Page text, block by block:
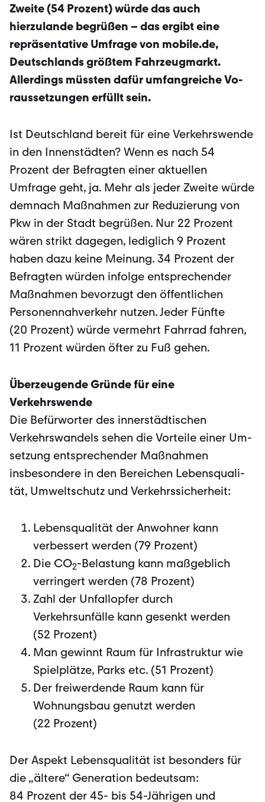
Zweite (54 Prozent) würde das auch
hierzulande be­grüßen – das ergibt eine
repräsentati­ve Umfrage von mobile.de,
Deutsch­lands größtem Fahrzeugmarkt.
Allerdings müssten dafür umfangreiche Vo­
raussetzungen erfüllt sein.
Ist Deutschland bereit für eine Verkehrswende
in den Innenstädten? Wenn es nach 54
Prozent der Befrag­ten einer aktuellen
Umfrage geht, ja. Mehr als jeder Zweite würde
dem­nach Maßnahmen zur Reduzierung von
Pkw in der Stadt begrüßen. Nur 22 Prozent
wären strikt dagegen, lediglich 9 Prozent
haben dazu keine Meinung. 34 Prozent der
Befragten würden infolge entsprechender
Maßnahmen bevor­zugt den öffentlichen
Personennahverkehr nutzen. Jeder Fünfte
(20 Prozent) würde vermehrt Fahrrad fahren,
11 Prozent würden öfter zu Fuß gehen.
Überzeugende Gründe für eine
Verkehrswende
Die Befürworter des innerstädtischen
Verkehrswandels sehen die Vorteile einer Um­
setzung entsprechender Maßnahmen
insbesondere in den Bereichen Lebensquali­
tät, Umweltschutz und Verkehrssicherheit:
Lebensqualität der Anwohner kann
verbessert werden (79 Prozent)
Die CO2-Belastung kann maßgeblich
verringert werden (78 Prozent)
Zahl der Unfallopfer durch
Verkehrsunfälle kann gesenkt werden
(52 Pro­zent)
Man gewinnt Raum für Infrastruktur wie
Spielplätze, Parks etc. (51 Prozent)
Der freiwerdende Raum kann für
Wohnungsbau genutzt werden
(22 Prozent)
Der Aspekt Lebensqualität ist besonders für
die „ältere“ Generation bedeutsam:
84 Prozent der 45- bis 54-Jährigen und